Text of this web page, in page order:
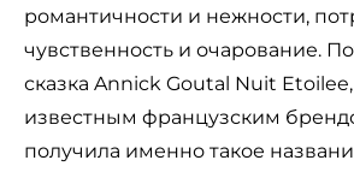
романтичности и нежности,
чувственность и очарование.
сказка Annick Goutal Nuit
известным французским
получила именно такое